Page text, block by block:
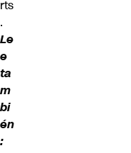
rts
.
Le
e
ta
m
bi
én
: